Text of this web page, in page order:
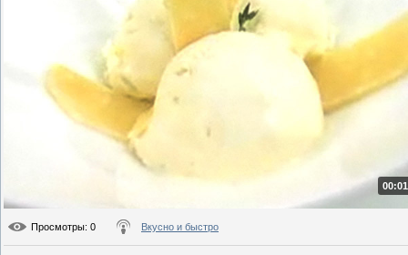
Просмотры: 0 Вкусно и быстро